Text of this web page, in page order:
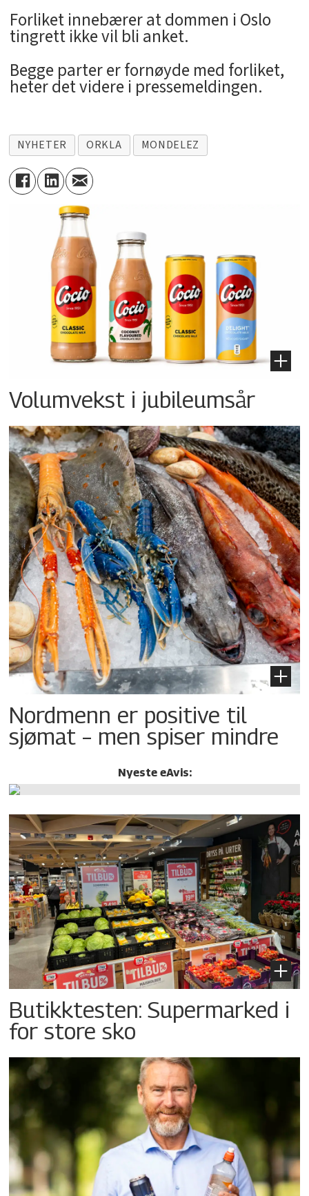
Forliket innebærer at dommen i Oslo
tingrett ikke vil bli anket.
Begge parter er fornøyde med forliket,
heter det videre i pressemeldingen.
NYHETER ORKLA MONDELEZ
Volumvekst i jubileumsår
Nordmenn er positive til
sjømat – men spiser mindre
Nyeste eAvis:
Butikktesten: Supermarked i
for store sko